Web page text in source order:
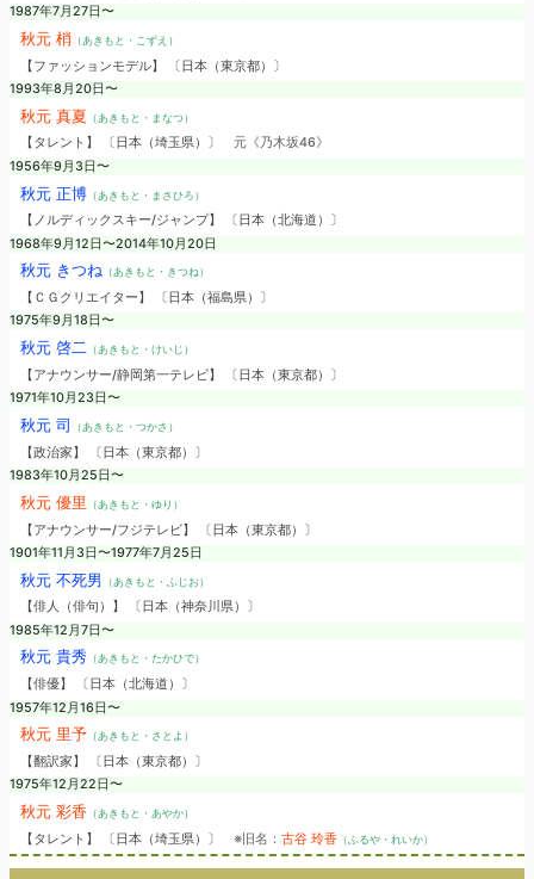
1987年7月27日〜
秋元 梢 （あきもと・こずえ）
【ファッションモデル】 〔日本（東京都）〕
1993年8月20日〜
秋元 真夏 （あきもと・まなつ）
【タレント】 〔日本（埼玉県）〕 元《乃木坂46》
1956年9月3日〜
秋元 正博（あきもと・まさひろ）
【ノルディックスキー/ジャンプ】 〔日本（北海道）〕
1968年9月12日〜2014年10月20日
秋元 きつね（あきもと・きつね）
【ＣＧクリエイター】 〔日本（福島県）〕
1975年9月18日〜
秋元 啓二 （あきもと・けいじ）
【アナウンサー/静岡第一テレビ】 〔日本（東京都）〕
1971年10月23日〜
秋元 司 （あきもと・つかさ）
【政治家】 〔日本（東京都）〕
1983年10月25日〜
秋元 優里 （あきもと・ゆり）
【アナウンサー/フジテレビ】 〔日本（東京都）〕
1901年11月3日〜1977年7月25日
秋元 不死男 （あきもと・ふじお）
【俳人（俳句）】 〔日本（神奈川県）〕
1985年12月7日〜
秋元 貴秀 （あきもと・たかひで）
【俳優】 〔日本（北海道）〕
1957年12月16日〜
秋元 里予（あきもと・さとよ）
【翻訳家】 〔日本（東京都）〕
1975年12月22日〜
秋元 彩香 （あきもと・あやか）
【タレント】 〔日本（埼玉県）〕 ※旧名： 古谷 玲香（ふるや・れいか）